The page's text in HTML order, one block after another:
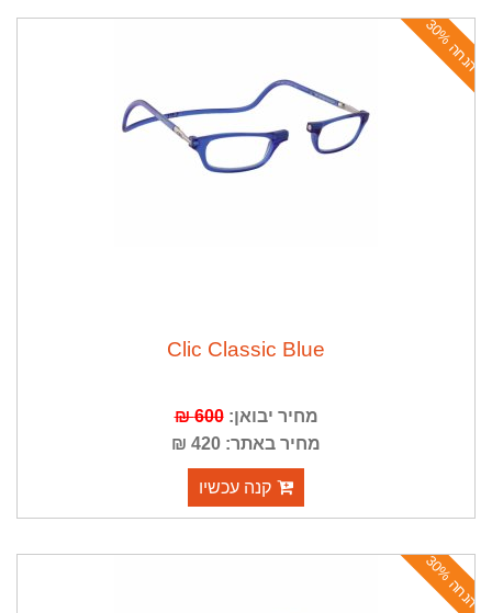
ה
נ
ח
ה
3
0
%
Clic Classic Blue
מחיר יבואן:600 ₪
מחיר באתר: 420 ₪
קנה עכשיו
ה
נ
ח
ה
3
0
%